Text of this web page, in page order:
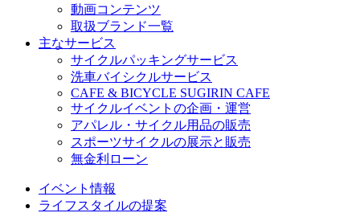
動画コンテンツ
取扱ブランド一覧
主なサービス
サイクルパッキングサービス
洗車バイシクルサービス
CAFE & BICYCLE SUGIRIN CAFE
サイクルイベントの企画・運営
アパレル・サイクル用品の販売
スポーツサイクルの展示と販売
無金利ローン
イベント情報
ライフスタイルの提案